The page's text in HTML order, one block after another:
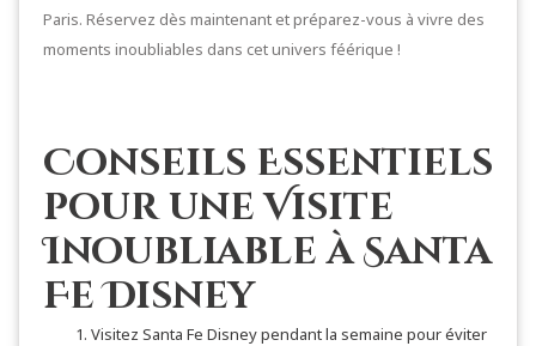
Paris. Réservez dès maintenant et préparez-vous à vivre des
moments inoubliables dans cet univers féérique !
Conseils Essentiels
pour une Visite
Inoubliable à Santa
Fe Disney
Visitez Santa Fe Disney pendant la semaine pour éviter